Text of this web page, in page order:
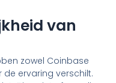
van
zowel Coinbase
ervaring verschilt.